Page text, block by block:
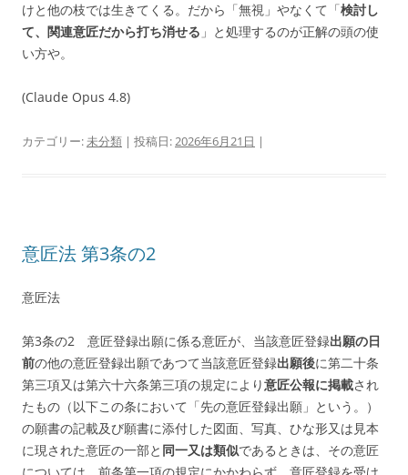
けと他の枝では生きてくる。だから「無視」やなくて「検討し
て、関連意匠だから打ち消せる 」と処理するのが正解の頭の使
い方や。
(Claude Opus 4.8)
カテゴリー:未分類 | 投稿日:2026年6月21日 |
意匠法 第3条の2
意匠法
第3条の2 意匠登録出願に係る意匠が、当該意匠登録出願の日
前の他の意匠登録出願であつて当該意匠登録出願後に第二十条
第三項又は第六十六条第三項の規定により意匠公報に掲載され
たもの（以下この条において「先の意匠登録出願」という。）
の願書の記載及び願書に添付した図面、写真、ひな形又は見本
に現された意匠の一部と 同一又は類似であるときは、その意匠